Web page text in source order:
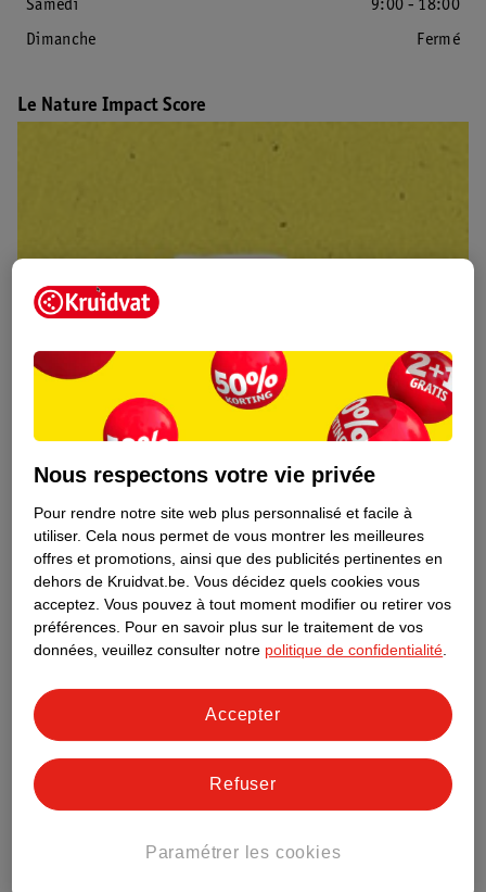
Samedi
9:00 - 18:00
Dimanche
Fermé
Le Nature Impact Score
Découvrez dès maintenant l’impact
de marque Kruidvat préférés !
Aussi dans ce magasin
Point de retrait Kruidvat.be
Nous respectons votre vie privée
Pour rendre notre site web plus personnalisé et facile à
utiliser. Cela nous permet de vous montrer les meilleures
offres et promotions, ainsi que des publicités pertinentes en
dehors de Kruidvat.be. Vous décidez quels cookies vous
acceptez. Vous pouvez à tout moment modifier ou retirer vos
préférences. Pour en savoir plus sur le traitement de vos
données, veuillez consulter notre politique de confidentialité.
Paramétrer les cookies
Refuser
Accepter